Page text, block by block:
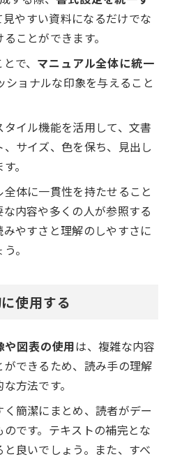
やすい資料になるだけでな
ことができます。
で、 マニュアル全体に統一
ショナルな印象を与えること
イル機能を活用して、文書
サイズ、色を保ち、見出し
。
体に一貫性を持たせること
内容や多くの人が参照する
やすさと理解のしやすさに
。
使用する
や図表の使用は、複雑な内容
できるため、読み手の理解
方法です。
簡潔にまとめ、読者がデー
です。テキストの補完とな
良いでしょう。また、すべ